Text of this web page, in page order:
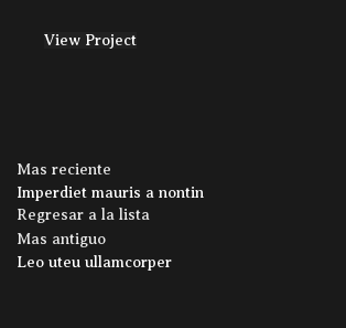
View Project
Mas reciente
Imperdiet mauris a nontin
Regresar a la lista
Mas antiguo
Leo uteu ullamcorper